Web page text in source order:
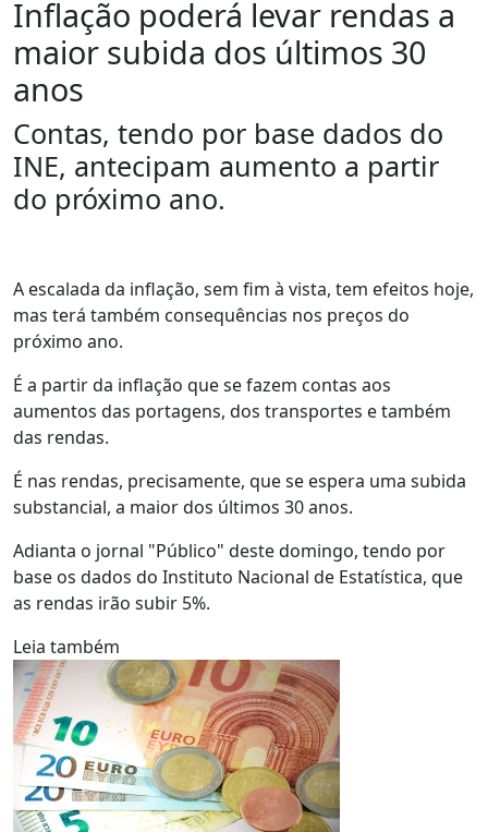
Inflação poderá levar rendas a
maior subida dos últimos 30
anos
Contas, tendo por base dados do
INE, antecipam aumento a partir
do próximo ano.
A escalada da inflação, sem fim à vista, tem efeitos hoje,
mas terá também consequências nos preços do
próximo ano.
É a partir da inflação que se fazem contas aos
aumentos das portagens, dos transportes e também
das rendas.
É nas rendas, precisamente, que se espera uma subida
substancial, a maior dos últimos 30 anos.
Adianta o jornal "Público" deste domingo, tendo por
base os dados do Instituto Nacional de Estatística, que
as rendas irão subir 5%.
Leia também